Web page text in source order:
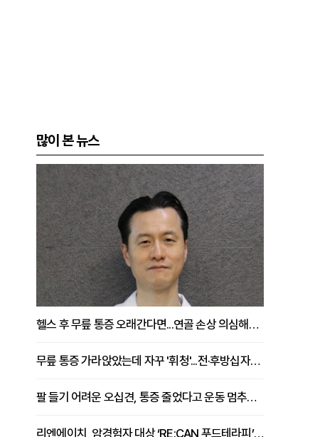
많이 본 뉴스
헬스 후 무릎 통증 오래간다면...연골 손상 의심해야 [김상범 원장 칼럼]
무릎 통증 가라앉았는데 자꾸 '휘청'...전·후방십자인대 파열 확인해야 [곽우경 원장 칼럼]
팔 들기 어려운 오십견, 통증 줄었다고 운동 멈추면 안 되는 이유 [이병욱 원장 칼럼]
리엔에이치, 암경험자 대상 ‘RE:CAN 푸드테라피’ 운영